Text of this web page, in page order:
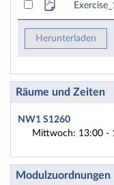
Herunterladen
Räume und Zeiten
NW1 S1260
Mittwoch: 13:00 -
Modulzuordnungen